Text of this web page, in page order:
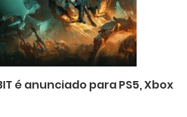
é anunciado para PS5, Xbox